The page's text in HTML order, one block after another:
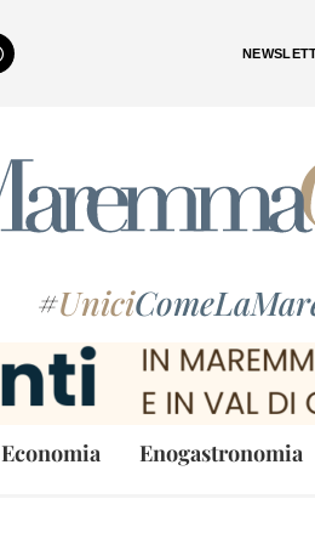
#Unici
Economia Enogastronomia